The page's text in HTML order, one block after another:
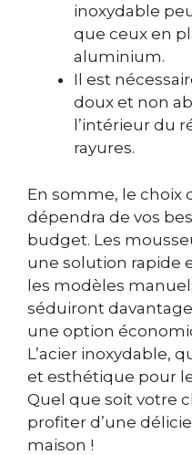
inoxydable
que ceux en
aluminium.
Il est
doux et non
l’intérieur du
rayures.
En somme, le choix
dépendra de vos
budget. Les
une solution rapide
les modèles
séduiront
une option
L’acier inoxydable,
et esthétique pour
Quel que soit votre
profiter d’une
maison !